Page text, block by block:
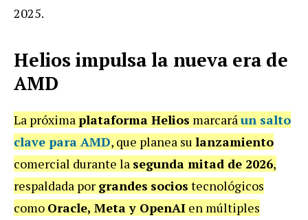
2025.
Helios impulsa la nueva era de
AMD
La próximaplataforma Helios marcaráun salto
clave para AMD, que planea su lanzamiento
comercial durante la segunda mitad de 2026,
respaldada por grandes socios tecnológicos
como Oracle, Meta y OpenAI en múltiples